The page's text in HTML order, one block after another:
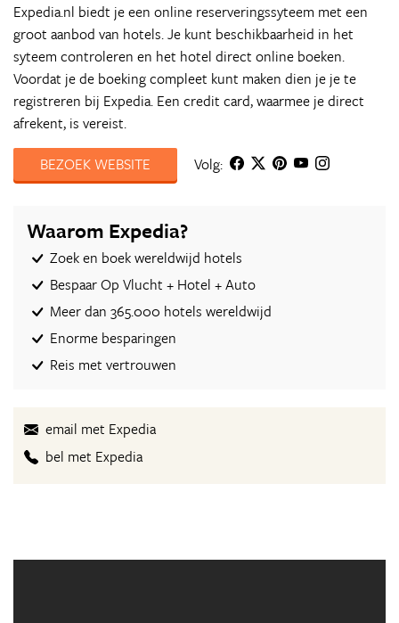
Expedia.nl biedt je een online reserveringssyteem met een
groot aanbod van hotels. Je kunt beschikbaarheid in het
syteem controleren en het hotel direct online boeken.
Voordat je de boeking compleet kunt maken dien je je te
registreren bij Expedia. Een credit card, waarmee je direct
afrekent, is vereist.
BEZOEK WEBSITE
Volg:
Waarom Expedia?
Zoek en boek wereldwijd hotels
Bespaar Op Vlucht + Hotel + Auto‎
Meer dan 365.000 hotels wereldwijd
Enorme besparingen
Reis met vertrouwen
email met Expedia
bel met Expedia